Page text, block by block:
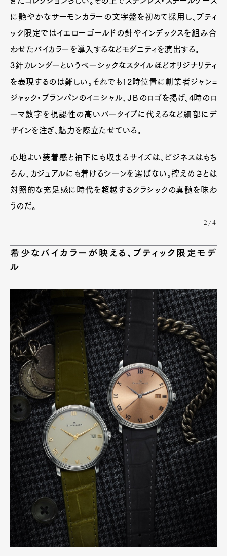
に艶やかなサーモンカラーの文字盤を初めて採用し、ブティ
ック限定ではイエローゴールドの針やインデックスを組み合
わせたバイカラーを導入するなどモダニティを演出する。
3針カレンダーというベーシックなスタイルほどオリジナリティ
を表現するのは難しい。それでも12時位置に創業者ジャン=
ジャック・ブランパンのイニシャル、ＪＢのロゴを掲げ、4時のロ
ーマ数字を視認性の高いバータイプに代えるなど細部にデ
ザインを注ぎ、魅力を際立たせている。
心地よい装着感と袖下にも収まるサイズは、ビジネスはもち
ろん、カジュアルにも着けるシーンを選ばない。控えめさとは
対照的な充足感に時代を超越するクラシックの真髄を味わ
うのだ。
2/4
希少なバイカラーが映える、ブティック限定モデ
ル